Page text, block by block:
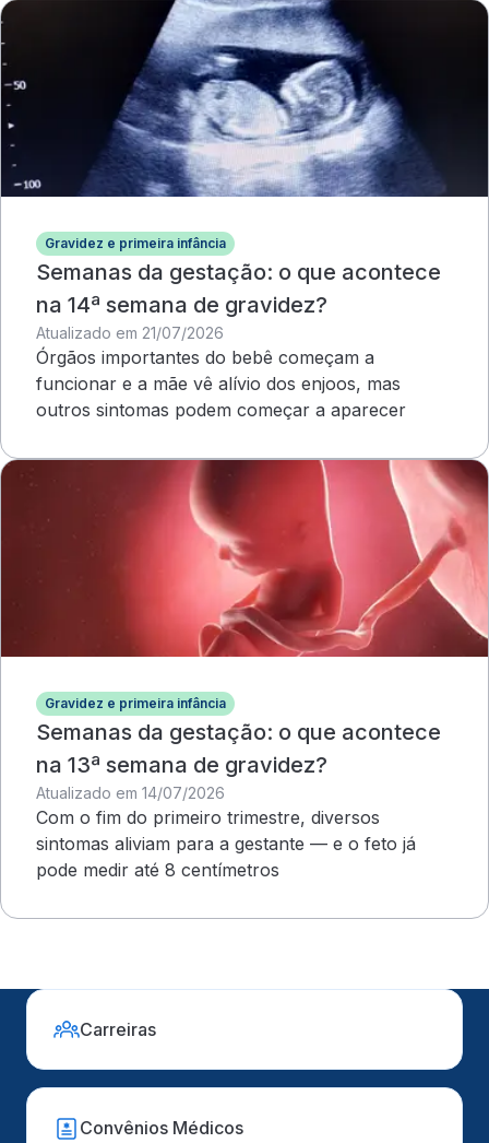
Gravidez e primeira infância
Semanas da gestação: o que acontece
na 14ª semana de gravidez?
Atualizado em 21/07/2026
Órgãos importantes do bebê começam a
funcionar e a mãe vê alívio dos enjoos, mas
outros sintomas podem começar a aparecer
Gravidez e primeira infância
Semanas da gestação: o que acontece
na 13ª semana de gravidez?
Atualizado em 14/07/2026
Com o fim do primeiro trimestre, diversos
sintomas aliviam para a gestante — e o feto já
pode medir até 8 centímetros
Carreiras
Convênios Médicos